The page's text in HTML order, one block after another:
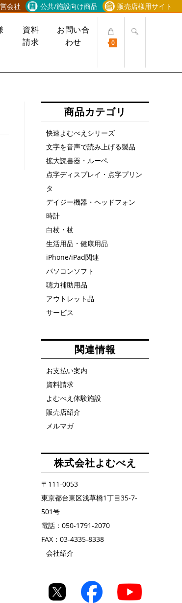
会社 公共/施設向け商品
販売店様用サイト
資料
請求
お問い合
わせ
0
ウ
イ
検
グ
商品カテゴリ
快速よむべえシリーズ
文字を音声で読み上げる製品
拡大読書器・ルーペ
点字ディスプレイ・点字プリン
タ
デイジー機器・ヘッドフォン
時計
白杖・杖
生活用品・健康用品
iPhone/iPad関連
パソコンソフト
聴力補助用品
アウトレット品
サービス
関連情報
お支払い案内
資料請求
よむべえ体験施設
販売店紹介
メルマガ
株式会社よむべえ
〒111-0053
東京都台東区浅草橋1丁目35-7-
501号
電話：050-1791-2070
FAX：03-4335-8338
会社紹介